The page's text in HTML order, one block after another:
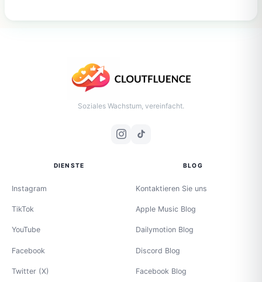
Soziales Wachstum, vereinfacht.
DIENSTE
Instagram
TikTok
YouTube
Facebook
Twitter (X)
BLOG
Kontaktieren Sie uns
Apple Music Blog
Dailymotion Blog
Discord Blog
Facebook Blog